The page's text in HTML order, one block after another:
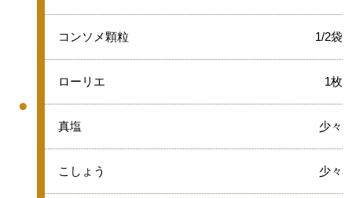
●
グループ
●
コンソメ顆粒 1/2袋
●
ローリエ 1枚
●
真塩 少々
●
こしょう 少々